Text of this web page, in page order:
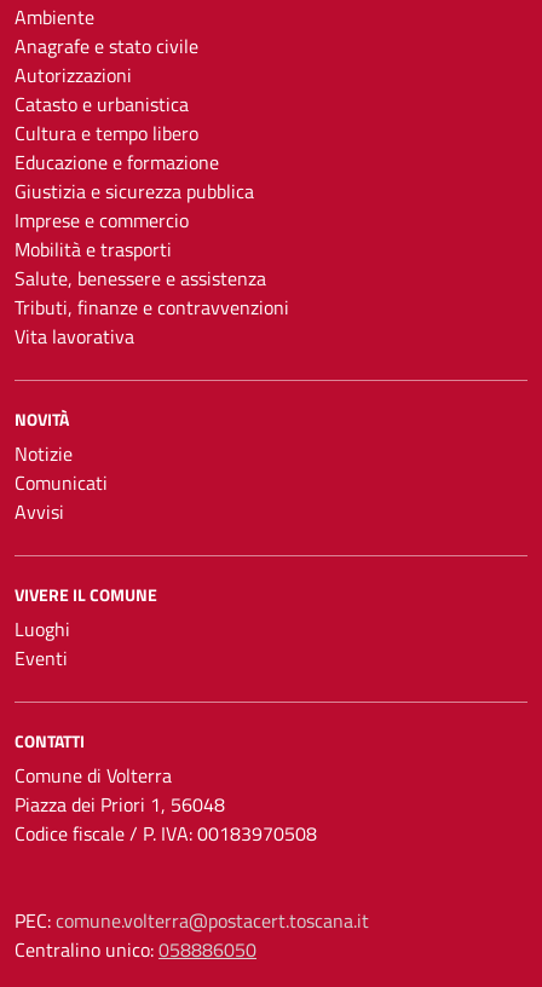
Ambiente
Anagrafe e stato civile
Autorizzazioni
Catasto e urbanistica
Cultura e tempo libero
Educazione e formazione
Giustizia e sicurezza pubblica
Imprese e commercio
Mobilità e trasporti
Salute, benessere e assistenza
Tributi, finanze e contravvenzioni
Vita lavorativa
NOVITÀ
Notizie
Comunicati
Avvisi
VIVERE IL COMUNE
Luoghi
Eventi
CONTATTI
Comune di Volterra
Piazza dei Priori 1, 56048
Codice fiscale / P. IVA: 00183970508
PEC:comune.volterra@postacert.toscana.it
Centralino unico:058886050